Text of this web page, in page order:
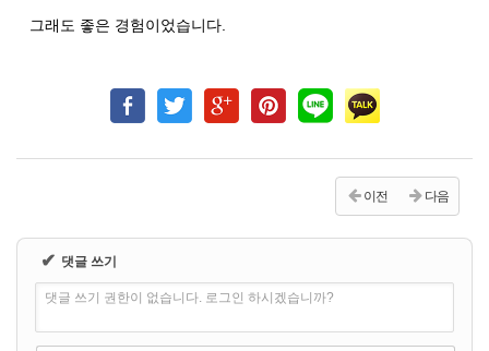
그래도 좋은 경험이었습니다.
이전 다음
✔ 댓글 쓰기
댓글 쓰기 권한이 없습니다. 로그인 하시겠습니까?